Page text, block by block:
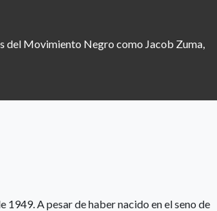
del Movimiento Negro como Jacob Zuma,
1949. A pesar de haber nacido en el seno de